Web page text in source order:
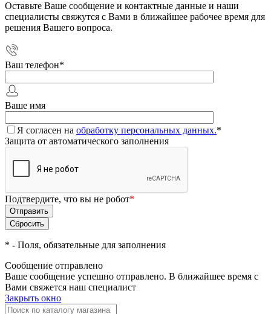
Оставьте Ваше сообщение и контактные данные и наши
специалисты свяжутся с Вами в ближайшее рабочее время для
решения Вашего вопроса.
Ваш телефон*
Ваше имя
Я согласен на обработку персональных данных.*
Защита от автоматического заполнения
Подтвердите, что вы не робот*
* - Поля, обязательные для заполнения
Сообщение отправлено
Ваше сообщение успешно отправлено. В ближайшее время с
Вами свяжется наш специалист
Закрыть окно